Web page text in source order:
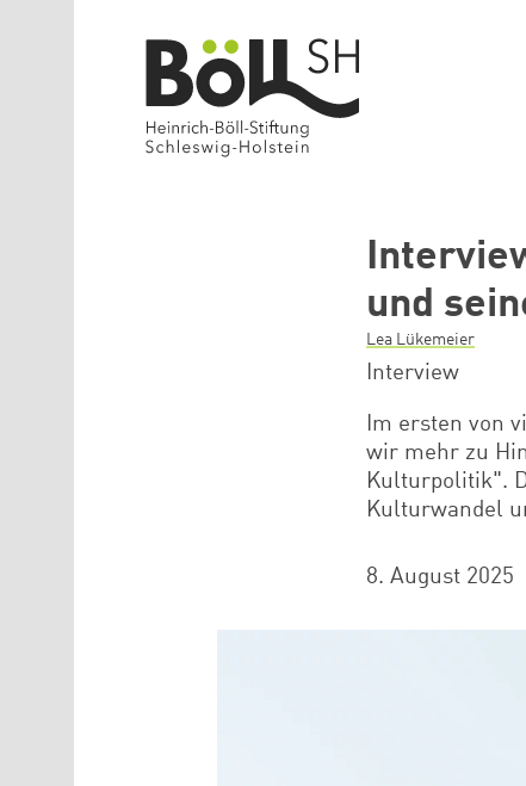
und
Lea Lükemeier
Interview
Im ersten von
wir mehr zu
Kulturpolitik".
Kulturwandel
8. August 2025